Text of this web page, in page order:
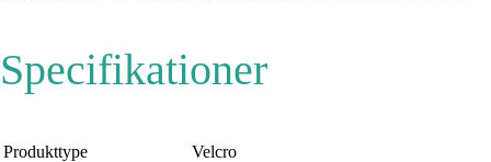
Specifikationer
Produkttype
Velcro